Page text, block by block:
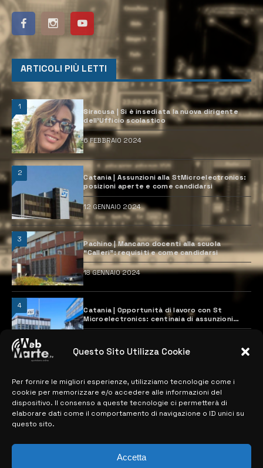
Questo Sito Utilizza Cookie
Per fornire le migliori esperienze, utilizziamo tecnologie come i
cookie per memorizzare e/o accedere alle informazioni del
dispositivo. Il consenso a queste tecnologie ci permetterà di
elaborare dati come il comportamento di navigazione o ID unici su
questo sito.
Accetta
ARTICOLI PIÙ LETTI
1
Siracusa | Si è insediata la nuova dirigente
dell’Ufficio scolastico
6 FEBBRAIO 2024
2
Catania | Assunzioni alla StMicroelectronics:
posizioni aperte e come candidarsi
12 GENNAIO 2024
3
Pachino | Mancano docenti alla scuola
“Calleri”: requisiti e come candidarsi
18 GENNAIO 2024
4
Catania | Opportunità di lavoro con St
Microelectronics: centinaia di assunzioni
previste
MAPPA DEL SITO
> NOTIZIE